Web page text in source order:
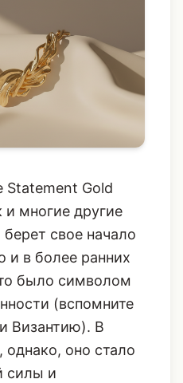
Statement Gold
и многие другие
свое начало
и в более ранних
было символом
(вспомните
Византию). В
оно стало
силы и